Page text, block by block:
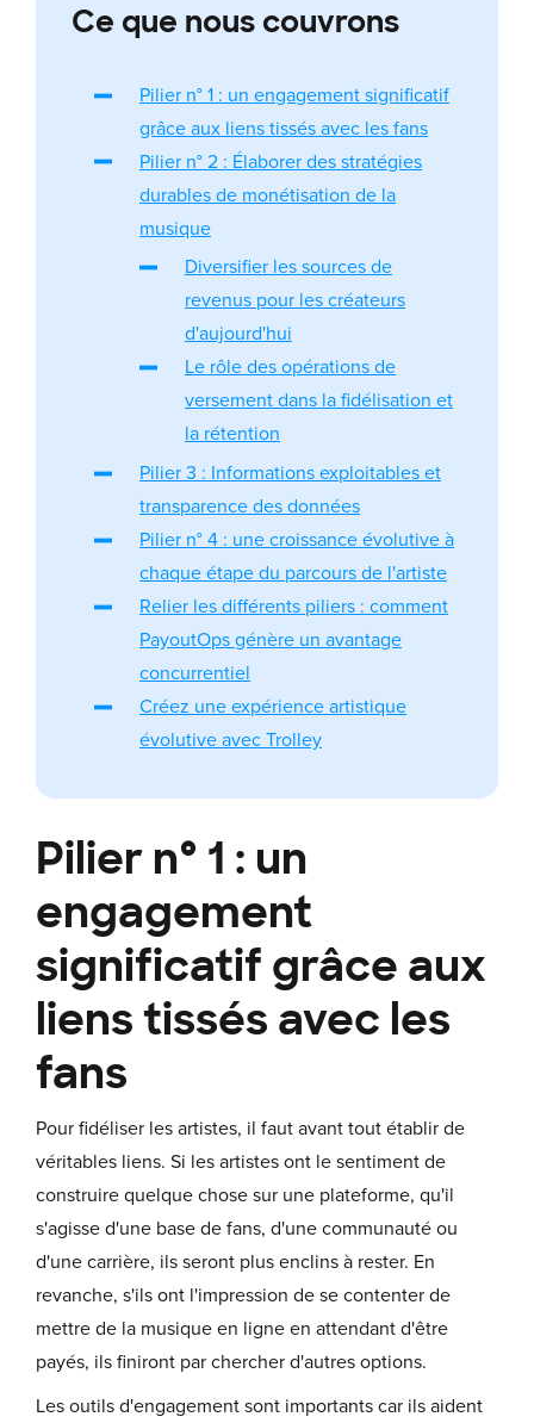
Ce que nous couvrons
Pilier n° 1 : un engagement significatif
grâce aux liens tissés avec les fans
Pilier n° 2 : Élaborer des stratégies
durables de monétisation de la
musique
Diversifier les sources de
revenus pour les créateurs
d'aujourd'hui
Le rôle des opérations de
versement dans la fidélisation et
la rétention
Pilier 3 : Informations exploitables et
transparence des données
Pilier n° 4 : une croissance évolutive à
chaque étape du parcours de l'artiste
Relier les différents piliers : comment
PayoutOps génère un avantage
concurrentiel
Créez une expérience artistique
évolutive avec Trolley
Pilier n° 1 : un
engagement
significatif grâce aux
liens tissés avec les
fans
Pour fidéliser les artistes, il faut avant tout établir de
véritables liens. Si les artistes ont le sentiment de
construire quelque chose sur une plateforme, qu'il
s'agisse d'une base de fans, d'une communauté ou
d'une carrière, ils seront plus enclins à rester. En
revanche, s'ils ont l'impression de se contenter de
mettre de la musique en ligne en attendant d'être
payés, ils finiront par chercher d'autres options.
Les outils d'engagement sont importants car ils aident